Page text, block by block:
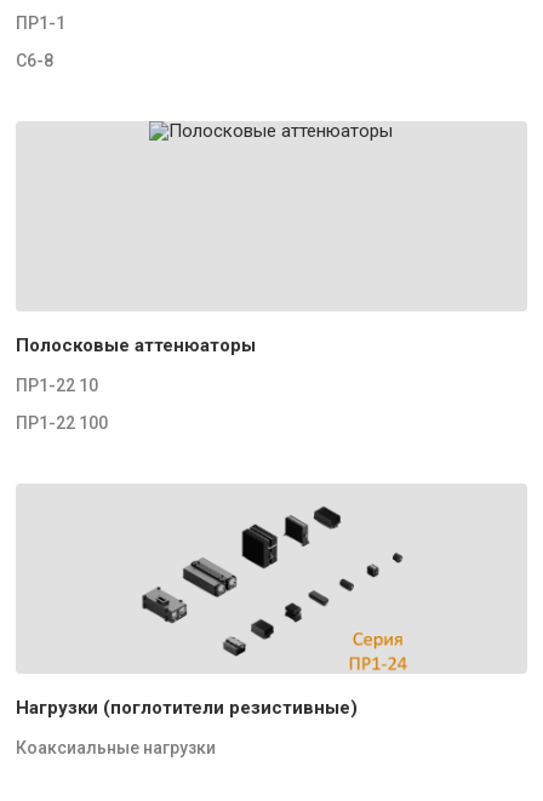
ПР1-1
С6-8
Полосковые аттенюаторы
ПР1-22 10
ПР1-22 100
Нагрузки (поглотители резистивные)
Коаксиальные нагрузки